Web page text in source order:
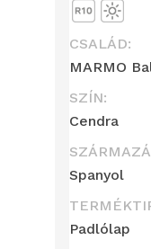
CSALÁD:
MARMO
SZÍN:
Cendra
Spanyol
Padlólap